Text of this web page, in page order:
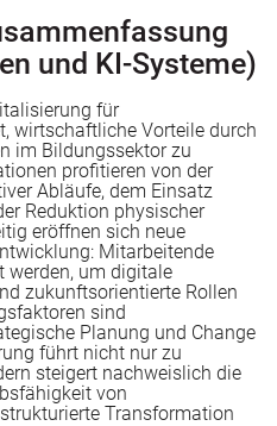
und KI-Systeme)
für
wirtschaftliche Vorteile durch
im Bildungssektor zu
profitieren von der
Abläufe, dem Einsatz
Reduktion physischer
eröffnen sich neue
Mitarbeitende
werden, um digitale
zukunftsorientierte Rollen
sind
Planung und Change
führt nicht nur zu
steigert nachweislich die
von
Transformation